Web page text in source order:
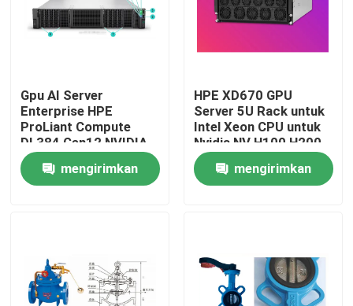
Rumah
Tentang Kami
Gpu AI Server
Enterprise HPE
ProLiant Compute
DL384 Gen12 NVIDIA
GH200 NVL2
Perhitungan Gratis
Private Cloud Rack
mengirimkan
HPE XD670 GPU
Server 5U Rack untuk
Intel Xeon CPU untuk
Nvidia NV H100 H200
H800 PCIE/SXM Nvlink
AI Supercomputing
Case
mengirimkan